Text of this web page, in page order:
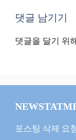
댓글 남기기
댓글을 달기 위
포스팅 삭제 요